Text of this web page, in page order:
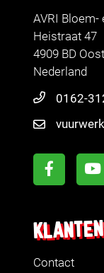
AVRI Bloem-
Heistraat 47
4909 BD
Nederland
0162-
Contact